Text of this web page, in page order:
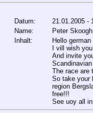
Datum:
21.01.2005 -
Name:
Peter
Inhalt:
Hello
I vill wish
And invite
The race are
So take your
region
free!!!
See uoy all